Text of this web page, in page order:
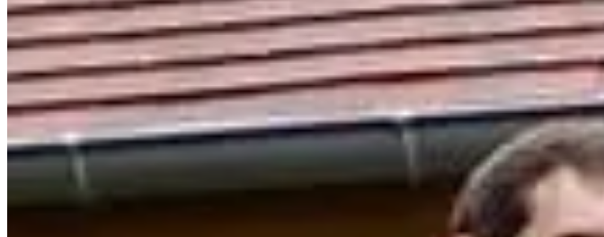
Course 5,5 km
Course 11 km
Des postes de ravitaillements seront à ta disposition au km 2,5, km 5 ainsi qu'à l'arrivée de chaque course.
Les résultats de l'édition 2023 sont disponibles ci-dessous 👇 :